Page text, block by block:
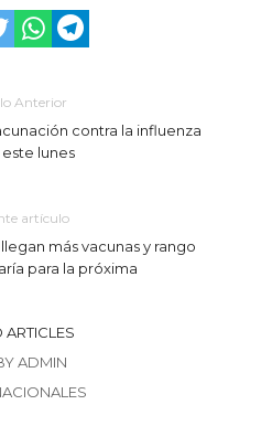
Anterior
contra la influenza
lunes
artículo
más vacunas y rango
para la próxima
ARTICLES
ADMIN